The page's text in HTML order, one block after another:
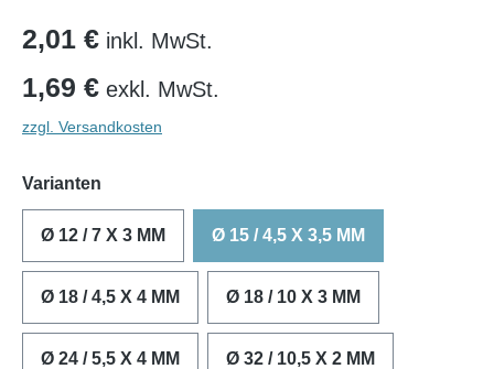
2,01 € inkl. MwSt.
1,69 € exkl. MwSt.
zzgl. Versandkosten
Varianten
Ø 12 / 7 X 3 MM Ø 15 / 4,5 X 3,5 MM
Ø 18 / 4,5 X 4 MM Ø 18 / 10 X 3 MM
Ø 24 / 5,5 X 4 MM Ø 32 / 10,5 X 2 MM